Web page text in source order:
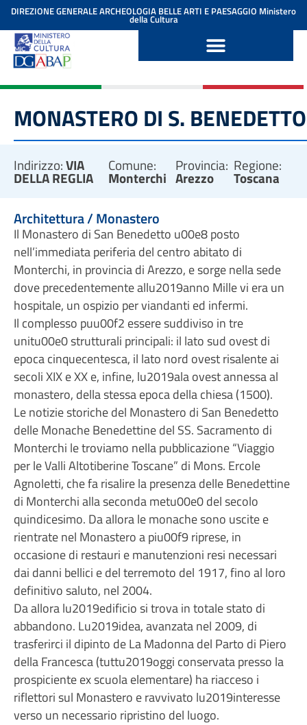
contenuto
DIREZIONE GENERALE ARCHEOLOGIA BELLE ARTI E PAESAGGIO Ministero
della Cultura
MONASTERO DI S. BENEDETTO
Indirizzo:VIA
DELLA REGLIA
Comune:
Monterchi
Provincia:
Arezzo
Regione:
Toscana
Architettura / Monastero
Il Monastero di San Benedetto u00e8 posto
nell’immediata periferia del centro abitato di
Monterchi, in provincia di Arezzo, e sorge nella sede
dove precedentemente allu2019anno Mille vi era un
hospitale, un ospizio per viandanti ed infermi.
Il complesso puu00f2 essere suddiviso in tre
unitu00e0 strutturali principali: il lato sud ovest di
epoca cinquecentesca, il lato nord ovest risalente ai
secoli XIX e XX e, infine, lu2019ala ovest annessa al
monastero, della stessa epoca della chiesa (1500).
Le notizie storiche del Monastero di San Benedetto
delle Monache Benedettine del SS. Sacramento di
Monterchi le troviamo nella pubblicazione “Viaggio
per le Valli Altotiberine Toscane” di Mons. Ercole
Agnoletti, che fa risalire la presenza delle Benedettine
di Monterchi alla seconda metu00e0 del secolo
quindicesimo. Da allora le monache sono uscite e
rientrate nel Monastero a piu00f9 riprese, in
occasione di restauri e manutenzioni resi necessari
dai danni bellici e del terremoto del 1917, fino al loro
definitivo saluto, nel 2004.
Da allora lu2019edificio si trova in totale stato di
abbandono. Lu2019idea, avanzata nel 2009, di
trasferirci il dipinto de La Madonna del Parto di Piero
della Francesca (tuttu2019oggi conservata presso la
prospiciente ex scuola elementare) ha riacceso i
riflettori sul Monastero e ravvivato lu2019interesse
verso un necessario ripristino del luogo.